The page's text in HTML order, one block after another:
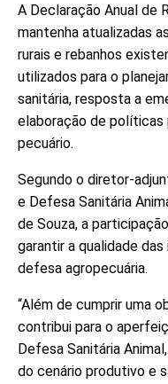
A Declaração Anual de
mantenha atualizadas
rurais e rebanhos
utilizados para o
sanitária, resposta a
elaboração de
pecuário.
Segundo o diretor-
e Defesa Sanitária
de Souza, a
garantir a qualidade
defesa agropecuária.
“Além de cumprir uma
contribui para o
Defesa Sanitária
do cenário produtivo e